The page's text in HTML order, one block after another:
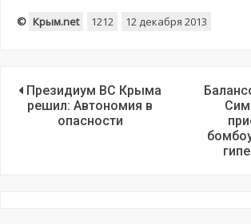
© Крым.net 1212 12 декабря 2013
Президиум ВС Крыма
решил: Автономия в
опасности